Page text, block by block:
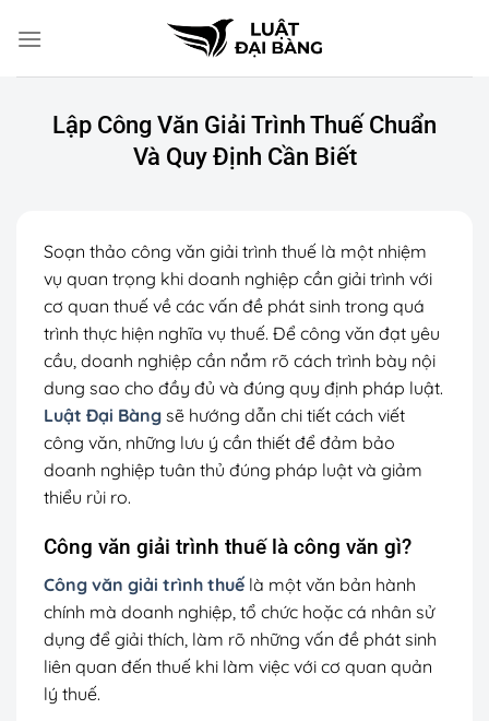
đến
Lập Công Văn Giải Trình Thuế Chuẩn
Và Quy Định Cần Biết
Soạn thảo công văn giải trình thuế là một nhiệm
vụ quan trọng khi doanh nghiệp cần giải trình với
cơ quan thuế về các vấn đề phát sinh trong quá
trình thực hiện nghĩa vụ thuế. Để công văn đạt yêu
cầu, doanh nghiệp cần nắm rõ cách trình bày nội
dung sao cho đầy đủ và đúng quy định pháp luật.
Luật Đại Bàng sẽ hướng dẫn chi tiết cách viết
công văn, những lưu ý cần thiết để đảm bảo
doanh nghiệp tuân thủ đúng pháp luật và giảm
thiểu rủi ro.
Công văn giải trình thuế là công văn gì?
Công văn giải trình thuế là một văn bản hành
chính mà doanh nghiệp, tổ chức hoặc cá nhân sử
dụng để giải thích, làm rõ những vấn đề phát sinh
liên quan đến thuế khi làm việc với cơ quan quản
lý thuế.